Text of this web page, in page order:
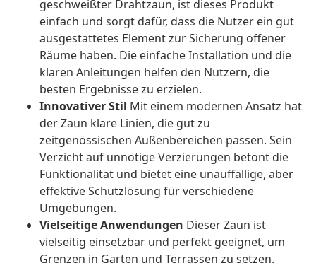
geschweißter Drahtzaun, ist dieses Produkt
einfach und sorgt dafür, dass die Nutzer ein gut
ausgestattetes Element zur Sicherung offener
Räume haben. Die einfache Installation und die
klaren Anleitungen helfen den Nutzern, die
besten Ergebnisse zu erzielen.
Innovativer Stil Mit einem modernen Ansatz hat
der Zaun klare Linien, die gut zu
zeitgenössischen Außenbereichen passen. Sein
Verzicht auf unnötige Verzierungen betont die
Funktionalität und bietet eine unauffällige, aber
effektive Schutzlösung für verschiedene
Umgebungen.
Vielseitige Anwendungen Dieser Zaun ist
vielseitig einsetzbar und perfekt geeignet, um
Grenzen in Gärten und Terrassen zu setzen.